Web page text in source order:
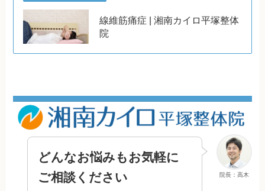
線維筋痛症 | 湘南カイロ平塚整体
院
院長：高木
どんなお悩みもお気軽に
ご相談ください